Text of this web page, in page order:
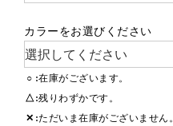
カラーをお選びください
○ 在庫がございます。
△ 残りわずかです。
✕ ただいま在庫がございません。